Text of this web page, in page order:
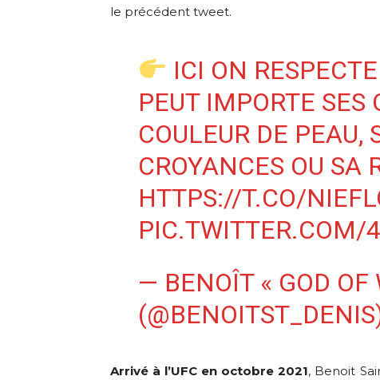
le précédent tweet.
ICI ON
PEUT IMPORTE SES
COULEUR DE PEAU,
CROYANCES OU SA
HTTPS://T.CO/
PIC.TWITTER.COM/
— BENOÎT « GOD OF
Arrivé à l’UFC en octobre 2021, Benoit